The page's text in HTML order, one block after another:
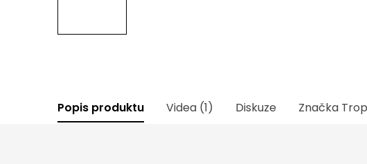
Popis produktu Videa (1) Diskuze Značka